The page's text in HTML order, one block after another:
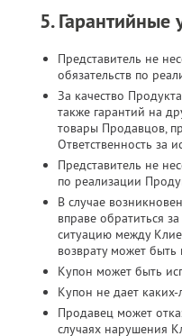
5. Гарантийные
Представитель не
обязательств по
За качество
также гарантий на
товары Продавцов,
Ответственность за
Представитель не
по реализации
В случае
вправе обратиться
ситуацию между
возврату может
Купон может быть
Купон не дает
Продавец может
случаях нарушения